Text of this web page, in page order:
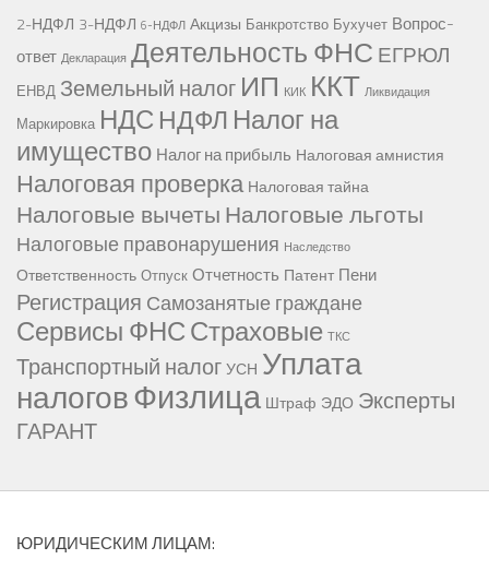
2-НДФЛ 3-НДФЛ 6-НДФЛ Акцизы Банкротство Бухучет Вопрос-
ответ Декларация Деятельность ФНС ЕГРЮЛ
ЕНВД Земельный налог ИП КИК ККТ Ликвидация
Маркировка НДС НДФЛ Налог на
имущество Налог на прибыль Налоговая амнистия
Налоговая проверка Налоговая тайна
Налоговые вычетыНалоговые льготы
Налоговые правонарушения Наследство
Ответственность Отпуск Отчетность Патент Пени
Регистрация Самозанятые граждане
Сервисы ФНССтраховые ТКС
Транспортный налогУСН Уплата
налоговФизлица Штраф ЭДО Эксперты
ГАРАНТ
ЮРИДИЧЕСКИМ ЛИЦАМ: